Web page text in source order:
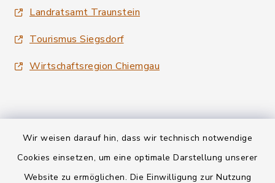
Wir weisen darauf hin, dass wir technisch notwendige
Cookies einsetzen, um eine optimale Darstellung unserer
Website zu ermöglichen. Die Einwilligung zur Nutzung
Landratsamt Traunstein
Tourismus Siegsdorf
Wirtschaftsregion Chiemgau
Kontakt